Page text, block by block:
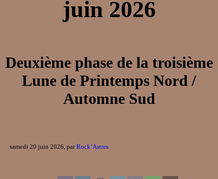
juin 2026
Deuxième phase de la troisième
Lune de Printemps Nord /
Automne Sud
samedi 20 juin 2026, parRock’Astres